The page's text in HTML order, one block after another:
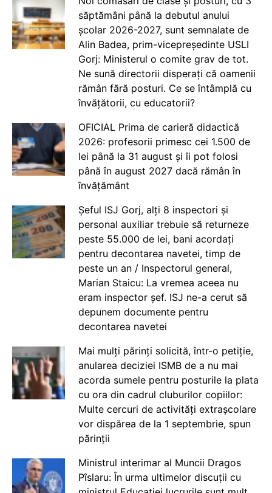
săptămâni până la debutul anului
școlar 2026-2027, sunt semnalate de
Alin Badea, prim-vicepreședinte USLI
Gorj: Ministerul o comite grav de tot.
Ne sună directorii disperați că oamenii
rămân fără posturi. Ce se întâmplă cu
învățătorii, cu educatorii?
OFICIAL Prima de carieră didactică
2026: profesorii primesc cei 1.500 de
lei până la 31 august și îi pot folosi
până în august 2027 dacă rămân în
învățământ
Șeful ISJ Gorj, alți 8 inspectori și
personal auxiliar trebuie să returneze
peste 55.000 de lei, bani acordați
pentru decontarea navetei, timp de
peste un an / Inspectorul general,
Marian Staicu: La vremea aceea nu
eram inspector șef. ISJ ne-a cerut să
depunem documente pentru
decontarea navetei
Mai mulți părinți solicită, într-o petiție,
anularea deciziei ISMB de a nu mai
acorda sumele pentru posturile la plata
cu ora din cadrul cluburilor copiilor:
Multe cercuri de activități extrașcolare
vor dispărea de la 1 septembrie, spun
părinții
Ministrul interimar al Muncii Dragos
Pîslaru: În urma ultimelor discuții cu